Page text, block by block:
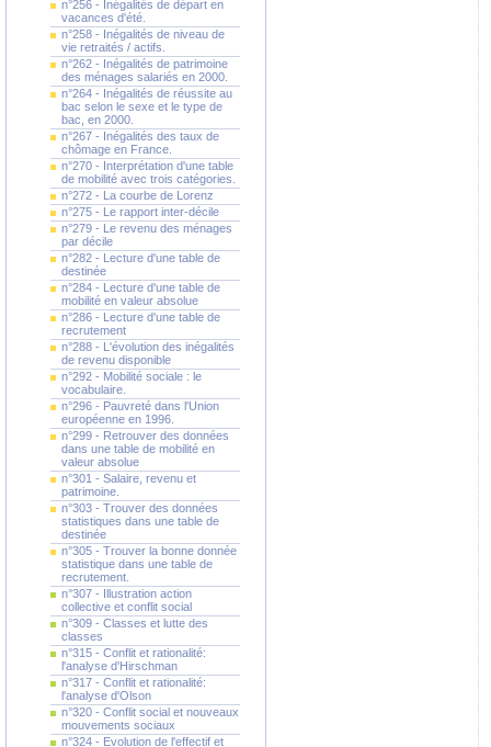
n°256 - Inégalités de départ en
vacances d'été.
n°258 - Inégalités de niveau de
vie retraités / actifs.
n°262 - Inégalités de patrimoine
des ménages salariés en 2000.
n°264 - Inégalités de réussite au
bac selon le sexe et le type de
bac, en 2000.
n°267 - Inégalités des taux de
chômage en France.
n°270 - Interprétation d'une table
de mobilité avec trois catégories.
n°272 - La courbe de Lorenz
n°275 - Le rapport inter-décile
n°279 - Le revenu des ménages
par décile
n°282 - Lecture d'une table de
destinée
n°284 - Lecture d'une table de
mobilité en valeur absolue
n°286 - Lecture d'une table de
recrutement
n°288 - L'évolution des inégalités
de revenu disponible
n°292 - Mobilité sociale : le
vocabulaire.
n°296 - Pauvreté dans l'Union
européenne en 1996.
n°299 - Retrouver des données
dans une table de mobilité en
valeur absolue
n°301 - Salaire, revenu et
patrimoine.
n°303 - Trouver des données
statistiques dans une table de
destinée
n°305 - Trouver la bonne donnée
statistique dans une table de
recrutement.
n°307 - Illustration action
collective et conflit social
n°309 - Classes et lutte des
classes
n°315 - Conflit et rationalité:
l'analyse d'Hirschman
n°317 - Conflit et rationalité:
l'analyse d'Olson
n°320 - Conflit social et nouveaux
mouvements sociaux
n°324 - Evolution de l'effectif et